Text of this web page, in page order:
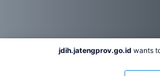
jdih.jatengprov.go.id wants